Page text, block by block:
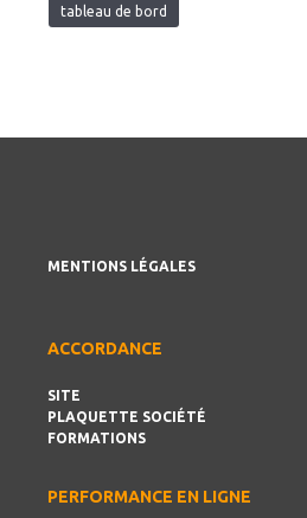
tableau de bord
MENTIONS LÉGALES
ACCORDANCE
SITE
PLAQUETTE SOCIÉTÉ
FORMATIONS
PERFORMANCE EN LIGNE